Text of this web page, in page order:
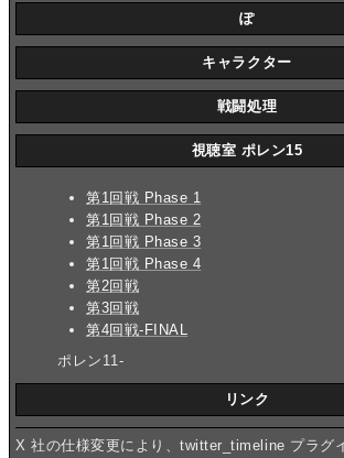
ぽ
キャラクター
戦闘処理
視聴室 ポレン15
第1回戦 Phase 1
第1回戦 Phase 2
第1回戦 Phase 3
第1回戦 Phase 4
第2回戦
第3回戦
第4回戦-FINAL
ポレン11-
リンク
X 社の仕様変更により、twitter_timeline プラグ